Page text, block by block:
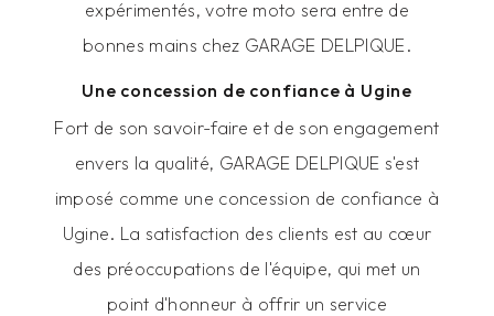
expérimentés, votre moto sera entre de
bonnes mains chez GARAGE DELPIQUE.
Une concession de confiance à Ugine
Fort de son savoir-faire et de son engagement
envers la qualité, GARAGE DELPIQUE s'est
imposé comme une concession de confiance à
Ugine. La satisfaction des clients est au cœur
des préoccupations de l'équipe, qui met un
point d'honneur à offrir un service